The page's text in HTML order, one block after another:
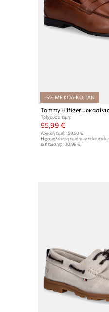
-5% ΜΕ ΚΩΔΙΚΟ: TAN
Τρέχουσα τιμή:
95,99 €
Αρχική τιμή: 159,90 €
Η χαμηλότερη τιμή των
έκπτωσης: 100,99 €